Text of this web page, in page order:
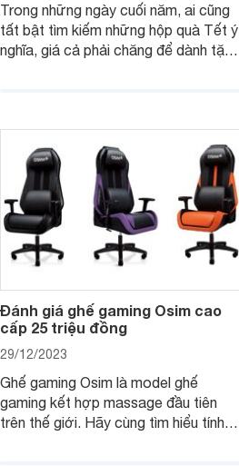
Trong những ngày cuối năm, ai cũng
tất bật tìm kiếm những hộp quà Tết ý
nghĩa, giá cả phải chăng để dành tặng
- 500k đẹp mắt nhé.
Đánh giá ghế gaming Osim cao
cấp 25 triệu đồng
29/12/2023
Ghế gaming Osim là model ghế
gaming kết hợp massage đầu tiên
trên thế giới. Hãy cùng tìm hiểu tính